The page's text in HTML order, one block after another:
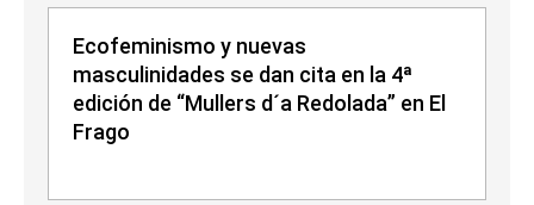
Ecofeminismo y nuevas
masculinidades se dan cita en la 4ª
edición de “Mullers d´a Redolada” en El
Frago